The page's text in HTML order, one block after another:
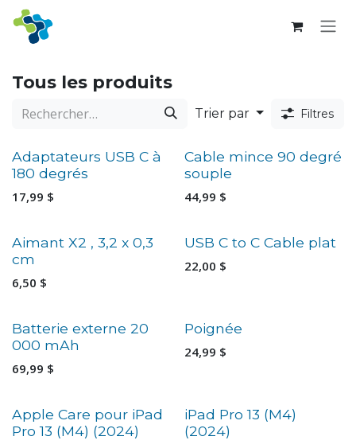
Se rendre au contenu
Tous les produits
Trier par Filtres
Adaptateurs USB C à
180 degrés
17,99 $
Cable mince 90 degré
souple
44,99 $
Aimant X2 , 3,2 x 0,3
cm
6,50 $
USB C to C Cable plat
22,00 $
Batterie externe 20
000 mAh
69,99 $
Poignée
24,99 $
Apple Care pour iPad
Pro 13 (M4) (2024)
iPad Pro 13 (M4)
(2024)